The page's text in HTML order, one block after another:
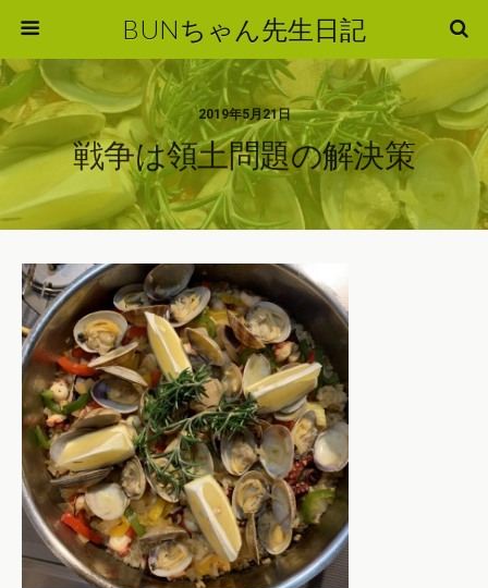
BUNちゃん先生日記
2019年5月21日
戦争は領土問題の解決策